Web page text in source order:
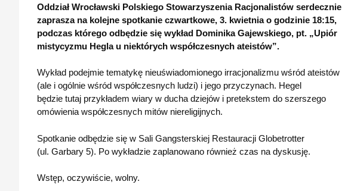
Oddział Wrocławski Polskiego Stowarzyszenia Racjonalistów serdecznie
zaprasza na kolejne spotkanie czwartkowe, 3. kwietnia o godzinie 18:15,
podczas którego odbędzie się wykład Dominika Gajewskiego, pt. „Upiór
mistycyzmu Hegla u niektórych współczesnych ateistów”.
Wykład podejmie tematykę nieuświadomionego irracjonalizmu wśród ateistów
(ale i ogólnie wśród współczesnych ludzi) i jego przyczynach. Hegel
będzie tutaj przykładem wiary w ducha dziejów i pretekstem do szerszego
omówienia współczesnych mitów niereligijnych.
Spotkanie odbędzie się w Sali Gangsterskiej Restauracji Globetrotter
(ul. Garbary 5). Po wykładzie zaplanowano również czas na dyskusję.
Wstęp, oczywiście, wolny.